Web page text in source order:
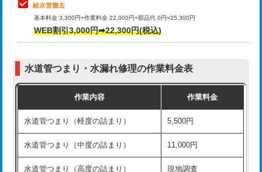
マス交換（深さ50㎝以上）
コンクリート斫り（厚さ10㎝まで）
モルタル補修（厚さ10㎝超え） 38,500円
洗面台設置 38,500円
化粧台設置 22,000円
その他部品の脱着
交換・取付（タンク）
式）)
式・ワンホール）)
交換・取付(排水栓・排水トラップ
22,000円+材料費
給水管撤去
基本料金 3,300円+作業料金 22,000円+部品代 0円=25,300円
WEB割引3,000円➡22,300円(税込)
水道管つまり・水漏れ修理の作業料金表
作業内容 作業料金
水道管つまり（軽度の詰まり） 5,500円
水道管つまり（中度の詰まり） 11,000円
水道管つまり（高度の詰まり） 現地調査